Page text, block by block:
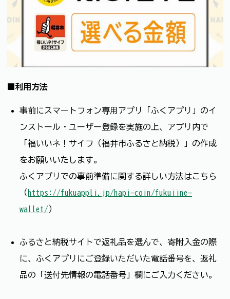
■利用方法
事前にスマートフォン専用アプリ「ふくアプリ」のイ
ンストール・ユーザー登録を実施の上、アプリ内で
「福いいネ！サイフ（福井市ふるさと納税）」の作成
をお願いいたします。
ふくアプリでの事前準備に関する詳しい方法はこちら
（ https://fukuappli.jp/hapi-coin/fukuiine-
wallet/）
ふるさと納税サイトで返礼品を選んで、寄附入金の際
に、ふくアプリにご登録いただいた電話番号を、返礼
品の「送付先情報の電話番号」欄にご入力ください。